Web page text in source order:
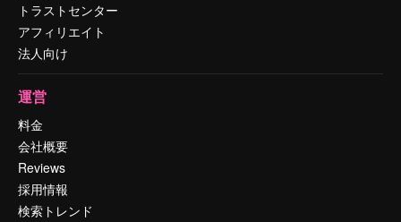
トラストセンター
アフィリエイト
法人向け
運営
料金
会社概要
Reviews
採用情報
検索トレンド